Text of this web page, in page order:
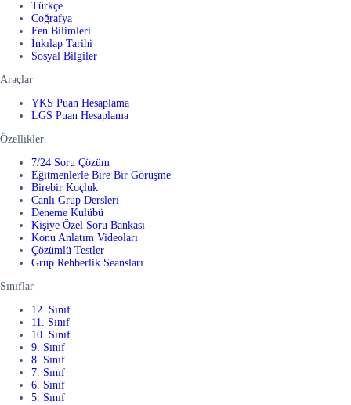
Türkçe
Coğrafya
Fen Bilimleri
İnkılap Tarihi
Sosyal Bilgiler
Araçlar
YKS Puan Hesaplama
LGS Puan Hesaplama
Özellikler
7/24 Soru Çözüm
Eğitmenlerle Bire Bir Görüşme
Birebir Koçluk
Canlı Grup Dersleri
Deneme Kulübü
Kişiye Özel Soru Bankası
Konu Anlatım Videoları
Çözümlü Testler
Grup Rehberlik Seansları
Sınıflar
12. Sınıf
11. Sınıf
10. Sınıf
9. Sınıf
8. Sınıf
7. Sınıf
6. Sınıf
5. Sınıf